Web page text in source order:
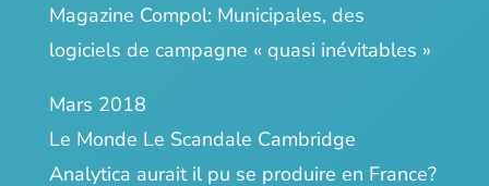
Magazine Compol: Municipales, des
logiciels de campagne « quasi inévitables »
Mars 2018
Le Monde Le Scandale Cambridge
Analytica aurait il pu se produire en France?